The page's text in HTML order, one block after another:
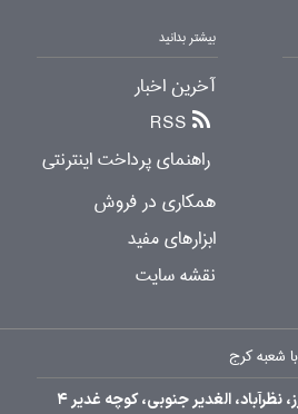
بیشتر بدانید
آخرین اخبار
RSS
راهنمای پرداخت اینترنتی
همکاری در فروش
ابزارهای مفید
نقشه سایت
شعبه کرج
البرز، نظرآباد، الغدیر جنوبی، کوچه غدیر 4